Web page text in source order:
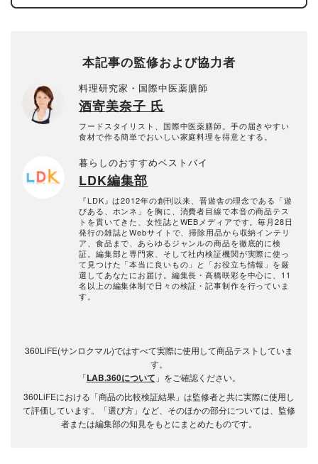
本記事の監修および協力者
料理研究家・国際中医薬膳師
酒寄美奈子 氏
フードスタイリスト、国際中医薬膳師。手の届きやすい
食材で作る簡単でおいしい家庭料理を得意とする。
暮らしのおすすめベストバイ
LDK編集部
『LDK』は2012年の創刊以来、晋遊舎の理念である「遊
びある、ホンネ」を胸に、消費者目線で本音の商品テス
トを貫いてきた、女性誌とWEBメディアです。毎月28日
発行の雑誌とWebサイトで、掃除用品から収納インテリ
ア、食品まで、あらゆるジャンルの商品を徹底的に検
証。編集部と専門家、そして社内検証機関が実際に使っ
て見つけた「本当に良いもの」と「お役立ち情報」を厳
選してあなたにお届け。編集長・高橋咲彩を中心に、11
名以上の編集体制で日々の検証・記事制作を行っていま
す。
360LiFE(サンロクマル)ではすべて実際に使用して商品テストしていま
す。
「LAB.360について 」をご確認ください。
360LiFEにおける「商品の比較検証結果」は監修者と共に実際に使用し
て評価しています。「選び方」など、そのほかの部分については、監修
者または編集部の知見をもとにまとめたものです。